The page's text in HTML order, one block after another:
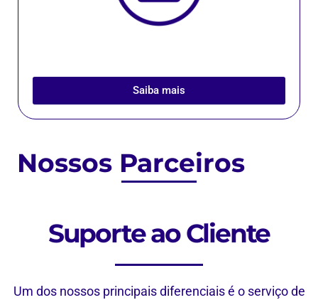
Saiba mais
Nossos Parceiros
Suporte ao Cliente
Um dos nossos principais diferenciais é o serviço de